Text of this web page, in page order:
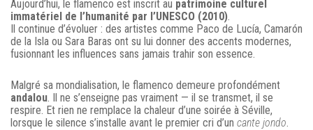
Aujourd’hui, le flamenco est inscrit au patrimoine culturel
immatériel de l’humanité par l’UNESCO (2010).
Il continue d’évoluer : des artistes comme Paco de Lucía, Camarón
de la Isla ou Sara Baras ont su lui donner des accents modernes,
fusionnant les influences sans jamais trahir son essence.
Malgré sa mondialisation, le flamenco demeure profondément
andalou. Il ne s’enseigne pas vraiment — il se transmet, il se
respire. Et rien ne remplace la chaleur d’une soirée à Séville,
lorsque le silence s’installe avant le premier cri d’un cante jondo.